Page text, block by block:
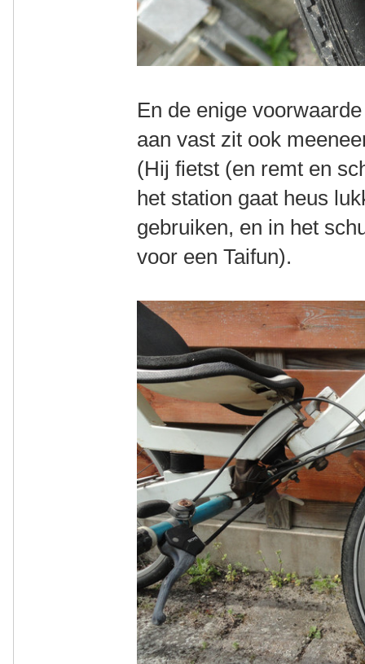
En de enige
aan vast zit ook
(Hij fietst (en remt en
het station gaat heus
gebruiken, en in het
voor een Taifun).